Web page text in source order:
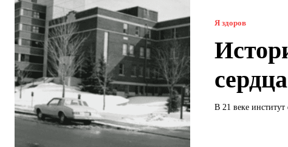
Я здоров
В 21 веке институт